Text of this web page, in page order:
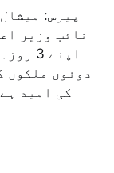
نائب وزیر
دونوں ملکوں
کی امید